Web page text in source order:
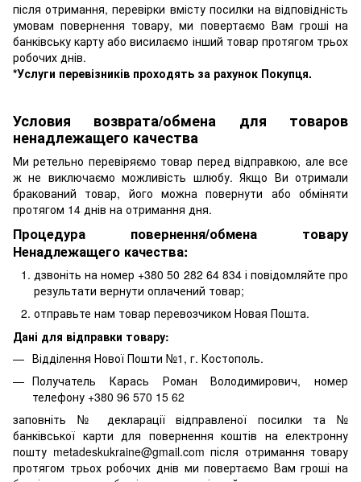
після отримання, перевірки вмісту посилки на відповідність
умовам повернення товару, ми повертаємо Вам гроші на
банківську карту або висилаємо інший товар протягом трьох
робочих днів.
*Услуги перевізників проходять за рахунок Покупця.
Условия возврата/обмена для товаров
ненадлежащего качества
Ми ретельно перевіряємо товар перед відправкою, але все
ж не виключаємо можливість шлюбу. Якщо Ви отримали
бракований товар, його можна повернути або обміняти
протягом 14 днів на отримання дня.
Процедура повернення/обмена товару
Ненадлежащего качества:
дзвоніть на номер +380 50 282 64 834 і повідомляйте про
результати вернути оплачений товар;
отправьте нам товар перевозчиком Новая Пошта.
Дані для відправки товару:
Відділення Нової Пошти №1, г. Костополь.
Получатель Карась Роман Володимирович, номер
телефону +380 96 570 15 62
заповніть № декларації відправленої посилки та №
банківської карти для повернення коштів на електронну
пошту metadeskukraine@gmail.com після отримання товару
протягом трьох робочих днів ми повертаємо Вам гроші на